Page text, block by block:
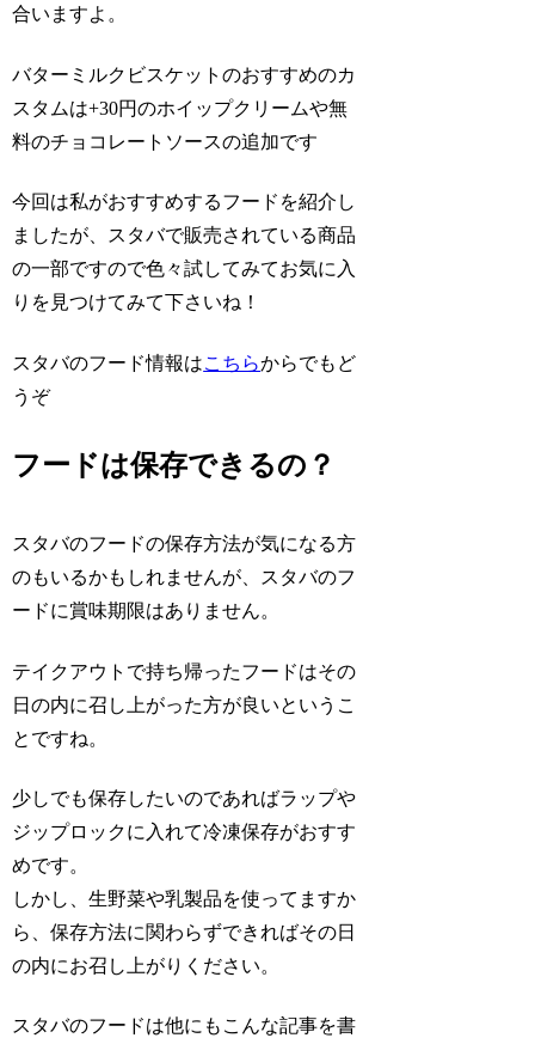
合いますよ。
バターミルクビスケットのおすすめのカ
スタムは+30円のホイップクリームや無
料のチョコレートソースの追加です
今回は私がおすすめするフードを紹介し
ましたが、スタバで販売されている商品
の一部ですので色々試してみてお気に入
りを見つけてみて下さいね！
スタバのフード情報はこちらからでもど
うぞ
フードは保存できるの？
スタバのフードの保存方法が気になる方
のもいるかもしれませんが、スタバのフ
ードに賞味期限はありません。
テイクアウトで持ち帰ったフードはその
日の内に召し上がった方が良いというこ
とですね。
少しでも保存したいのであればラップや
ジップロックに入れて冷凍保存がおすす
めです。
しかし、生野菜や乳製品を使ってますか
ら、保存方法に関わらずできればその日
の内にお召し上がりください。
スタバのフードは他にもこんな記事を書